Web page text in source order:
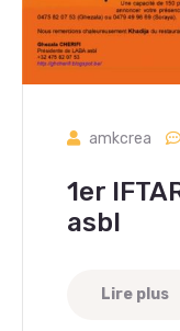
amkcrea
1er
asbl
Lire plus